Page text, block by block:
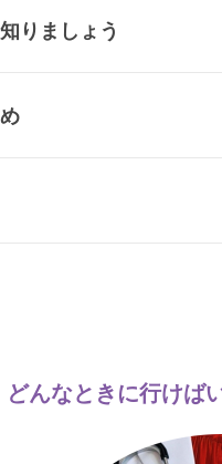
りましょう
どんなときに行けば